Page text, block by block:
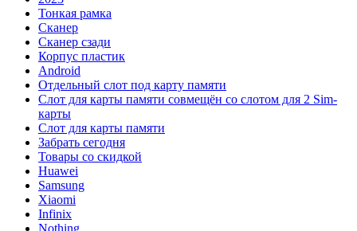
Тонкая рамка
Сканер
Сканер сзади
Корпус пластик
Android
Отдельный слот под карту памяти
Слот для карты памяти совмещён со слотом для 2 Sim-
карты
Слот для карты памяти
Забрать сегодня
Товары со скидкой
Huawei
Samsung
Xiaomi
Infinix
Nothing